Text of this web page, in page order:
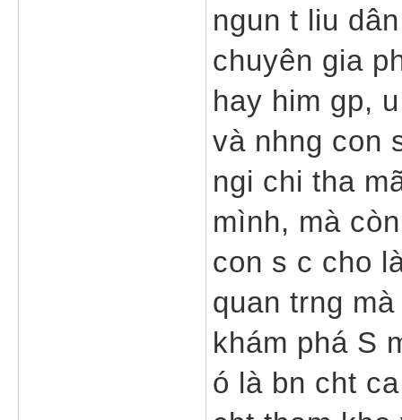
ngun t liu
chuyên gia
hay him gp,
và nhng con
ngi chi tha
mình, mà
con s c cho
quan trng
khám phá S
ó là bn cht